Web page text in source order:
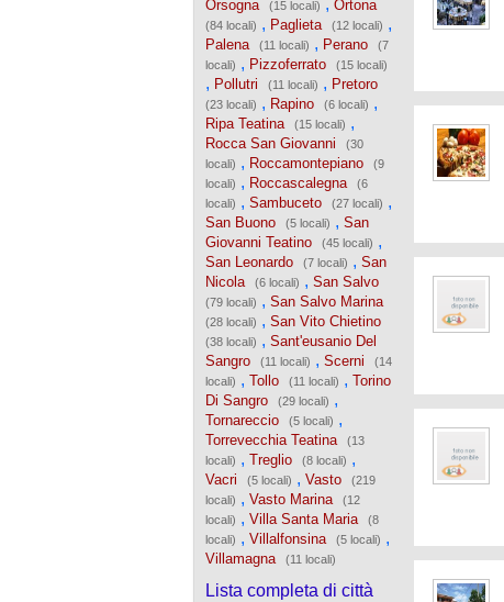
Orsogna (15 locali) , Ortona
(84 locali) , Paglieta (12 locali) ,
Palena (11 locali) , Perano
(7
locali) , Pizzoferrato (15 locali)
, Pollutri (11 locali) , Pretoro
(23 locali) , Rapino (6 locali) ,
Ripa Teatina (15 locali) ,
Rocca San Giovanni
(30
locali) , Roccamontepiano
(9
locali) , Roccascalegna
(6
locali) , Sambuceto (27 locali) ,
San Buono (5 locali) , San
Giovanni Teatino
(45 locali) ,
San Leonardo (7 locali) , San
Nicola
(6 locali) , San Salvo
(79 locali) , San Salvo Marina
(28 locali) , San Vito Chietino
(38 locali) , Sant'eusanio Del
Sangro
(11 locali) , Scerni
(14
locali) , Tollo (11 locali) , Torino
Di Sangro
(29 locali) ,
Tornareccio (5 locali) ,
Torrevecchia Teatina
(13
locali) , Treglio (8 locali) ,
Vacri (5 locali) , Vasto
(219
locali) , Vasto Marina
(12
locali) , Villa Santa Maria
(8
locali) , Villalfonsina (5 locali) ,
Villamagna (11 locali)
Lista completa di città